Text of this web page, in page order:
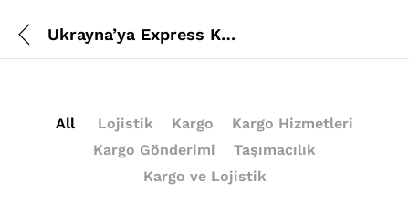
Ukrayna’ya Express Kargo Gönderimi
All Lojistik Kargo
Kargo Hizmetleri
Kargo Gönderimi
Taşımacılık
Kargo ve Lojistik